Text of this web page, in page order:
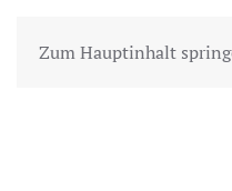
Zum Hauptinhalt